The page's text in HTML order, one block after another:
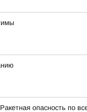
опасность по